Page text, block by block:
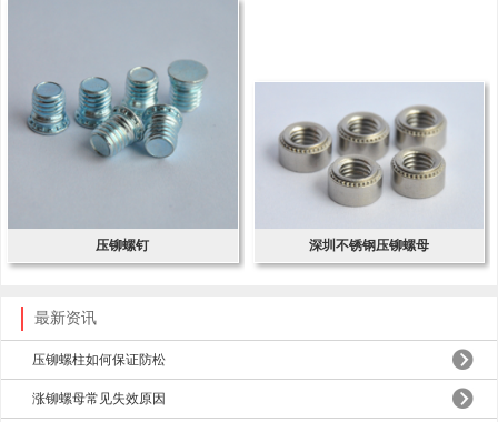
压铆螺钉 深圳不锈钢压铆螺母
最新资讯
压铆螺柱如何保证防松
涨铆螺母常见失效原因